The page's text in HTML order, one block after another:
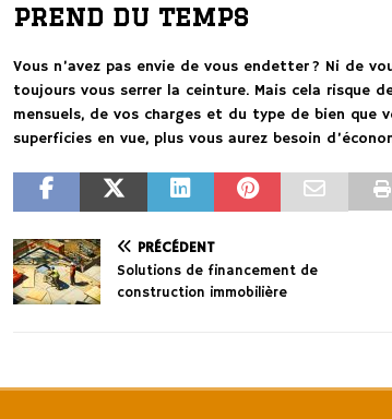
prend du temps
Vous n’avez pas envie de vous endetter ? Ni de
toujours vous serrer la ceinture. Mais cela risque
mensuels, de vos charges et du type de bien que
superficies en vue, plus vous aurez besoin
PRÉCÉDENT
Solutions de financement de
construction immobilière